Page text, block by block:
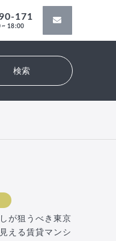
171
~ 18:00
が狙うべき東京
える賃貸マンシ